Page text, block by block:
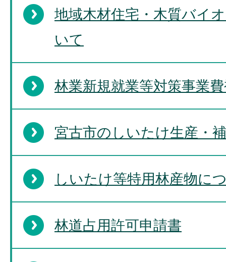
地域木材住宅・木質バイ
いて
林業新規就業等対策事業
宮古市のしいたけ生産・
しいたけ等特用林産物に
林道占用許可申請書